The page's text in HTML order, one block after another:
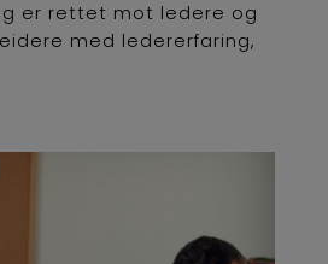
er rettet mot ledere og
med ledererfaring,